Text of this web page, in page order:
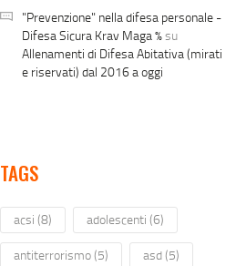
"Prevenzione" nella difesa personale -
Difesa Sicura Krav Maga %su
Allenamenti di Difesa Abitativa (mirati
e riservati) dal 2016 a oggi
TAGS
acsi (8) adolescenti (6)
antiterrorismo(5) asd(5)